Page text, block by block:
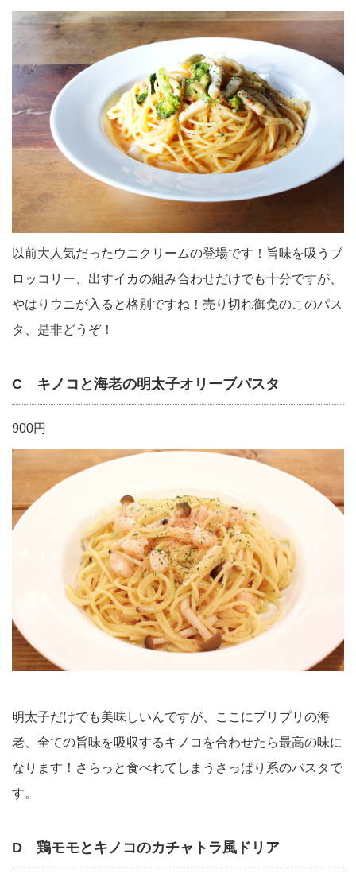
以前大人気だったウニクリームの登場です！旨味を吸うブ
ロッコリー、出すイカの組み合わせだけでも十分ですが、
やはりウニが入ると格別ですね！売り切れ御免のこのパス
タ、是非どうぞ！
C キノコと海老の明太子オリーブパスタ
900円
明太子だけでも美味しいんですが、ここにプリプリの海
老、全ての旨味を吸収するキノコを合わせたら最高の味に
なります！さらっと食べれてしまうさっぱり系のパスタで
す。
D 鶏モモとキノコのカチャトラ風ドリア